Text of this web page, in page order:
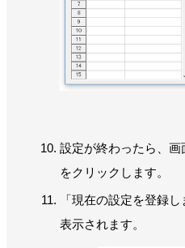
設定が終わったら、画
をクリックします。
「現在の設定を登録
表示されます。